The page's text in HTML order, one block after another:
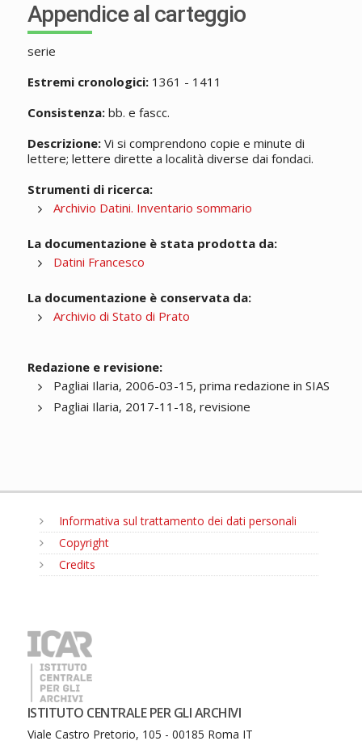
Appendice al carteggio
serie
Estremi cronologici:1361 - 1411
Consistenza:bb. e fascc.
Descrizione:Vi si comprendono copie e minute di
lettere; lettere dirette a località diverse dai fondaci.
Strumenti di ricerca:
Archivio Datini. Inventario sommario
La documentazione è stata prodotta da:
Datini Francesco
La documentazione è conservata da:
Archivio di Stato di Prato
Redazione e revisione:
Pagliai Ilaria, 2006-03-15, prima redazione in SIAS
Pagliai Ilaria, 2017-11-18, revisione
Informativa sul trattamento dei dati personali
Copyright
Credits
ISTITUTO CENTRALE PER GLI ARCHIVI
Viale Castro Pretorio, 105 - 00185 Roma IT